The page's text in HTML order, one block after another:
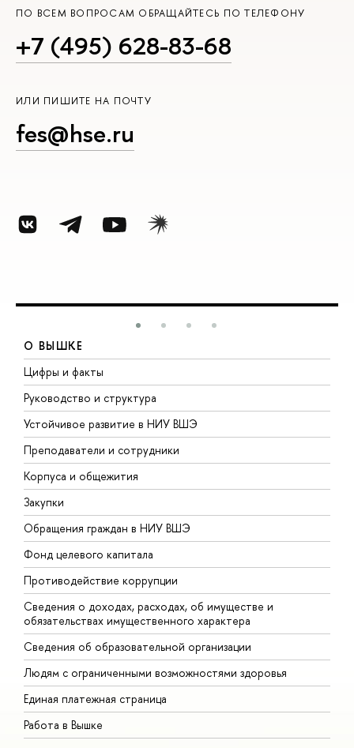
ПО ВСЕМ ВОПРОСАМ ОБРАЩАЙТЕСЬ ПО ТЕЛЕФОНУ
+7 (495) 628-83-68
ИЛИ ПИШИТЕ НА ПОЧТУ
fes@hse.ru
О ВЫШКЕ
Цифры и факты
Руководство и структура
Устойчивое развитие в НИУ ВШЭ
Преподаватели и сотрудники
Корпуса и общежития
Закупки
Обращения граждан в НИУ ВШЭ
Фонд целевого капитала
Противодействие коррупции
Сведения о доходах, расходах, об имуществе и
обязательствах имущественного характера
Сведения об образовательной организации
Людям с ограниченными возможностями здоровья
Единая платежная страница
Работа в Вышке